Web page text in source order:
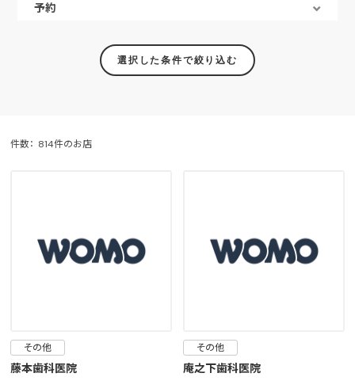
予約
選択した条件で絞り込む
件数： 814件のお店
その他
藤本歯科医院
その他
庵之下歯科医院